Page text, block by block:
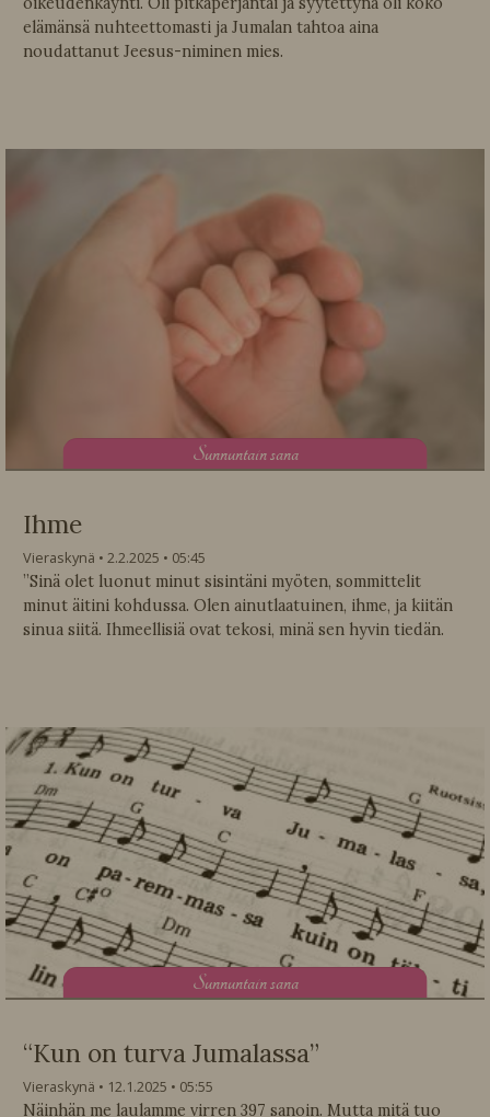
elämänsä nuhteettomasti ja Jumalan tahtoa aina
noudattanut Jeesus-niminen mies.
Sunnuntain sana
Ihme
Vieraskynä 2.2.2025
05:45
”Sinä olet luonut minut sisintäni myöten, sommittelit
minut äitini kohdussa. Olen ainutlaatuinen, ihme, ja kiitän
sinua siitä. Ihmeellisiä ovat tekosi, minä sen hyvin tiedän.
Sunnuntain sana
“Kun on turva Jumalassa”
Vieraskynä 12.1.2025
05:55
Näinhän me laulamme virren 397 sanoin. Mutta mitä tuo